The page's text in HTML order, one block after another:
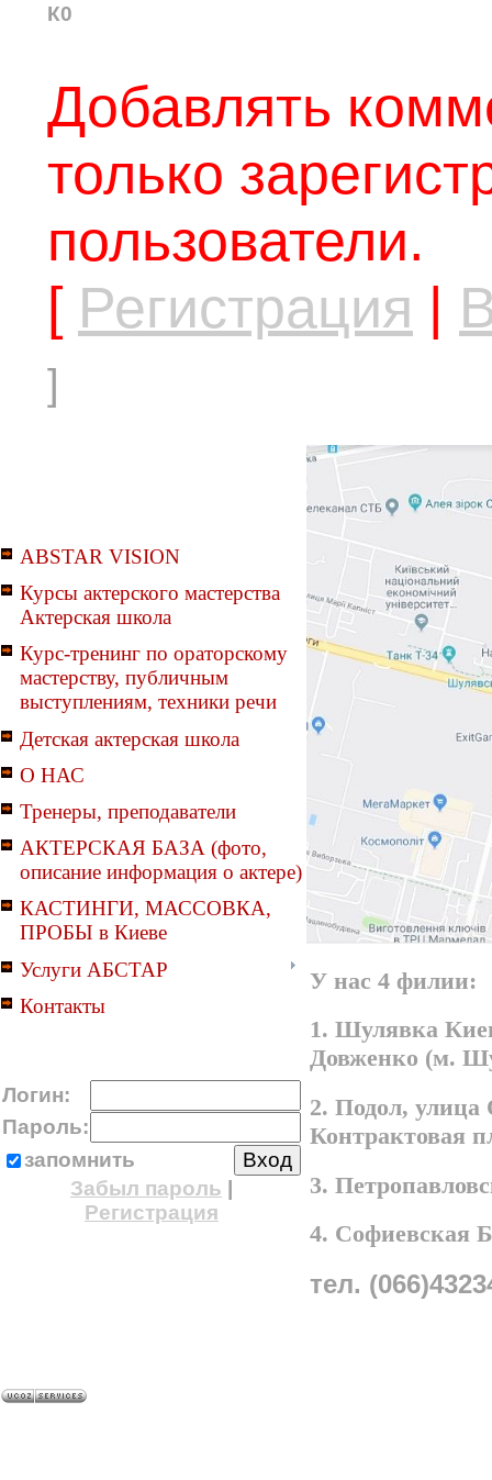
К0
Добавлять
только
пользователи.
[ Регистрация |
]
ABSTAR VISION
Курсы актерского мастерства
Актерская школа
Курс-тренинг по ораторскому
мастерству, публичным
выступлениям, техники речи
Детская актерская школа
О НАС
Тренеры, преподаватели
АКТЕРСКАЯ БАЗА (фото,
описание информация о актере)
КАСТИНГИ, МАССОВКА,
ПРОБЫ в Киеве
Услуги АБСТАР
Контакты
Логин:
Пароль:
запомнить
Забыл пароль
Регистрация
У нас 4 филии:
1. Шулявка
Довженко (м.
2. Подол,
Контрактовая
3.
4. Софиевская
тел.